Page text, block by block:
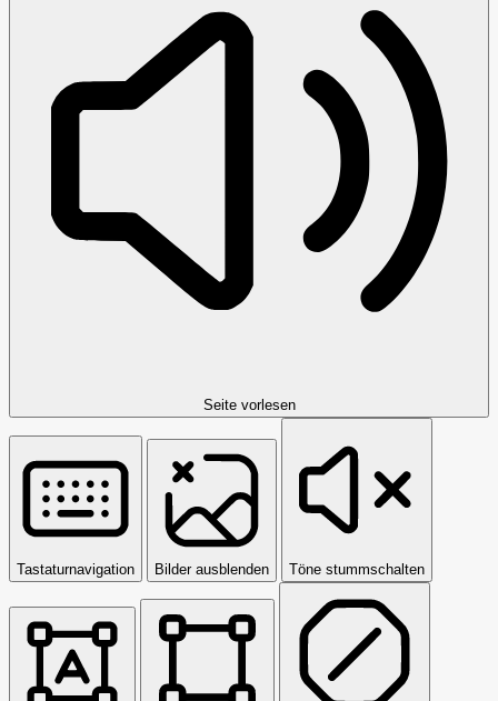
Seite vorlesen
Tastaturnavigation Bilder ausblenden Töne stummschalten